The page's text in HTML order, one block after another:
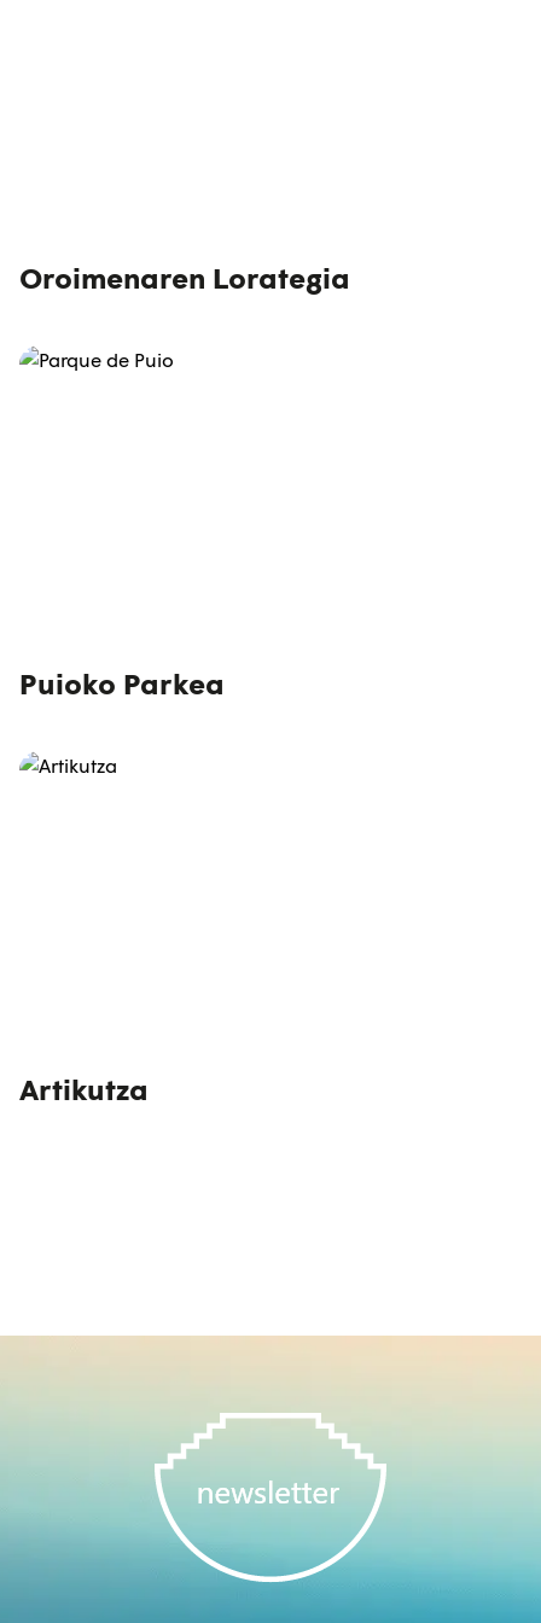
Oroimenaren Lorategia
Puioko Parkea
Artikutza